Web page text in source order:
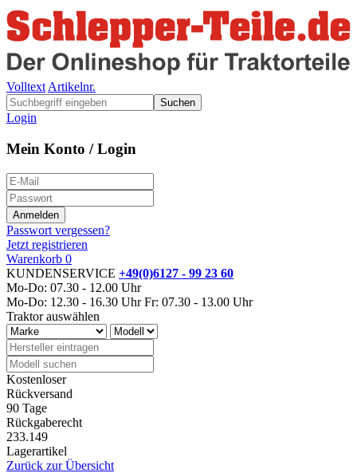
Volltext Artikelnr.
Suchen
Login
Mein Konto / Login
Passwort vergessen?
Jetzt registrieren
Warenkorb 0
KUNDENSERVICE +49(0)6127 - 99 23 60
Mo-Do: 07.30 - 12.00 Uhr
Mo-Do: 12.30 - 16.30 Uhr Fr: 07.30 - 13.00 Uhr
Traktor auswählen
Kostenloser
Rückversand
90 Tage
Rückgaberecht
233.149
Lagerartikel
Zurück zur Übersicht